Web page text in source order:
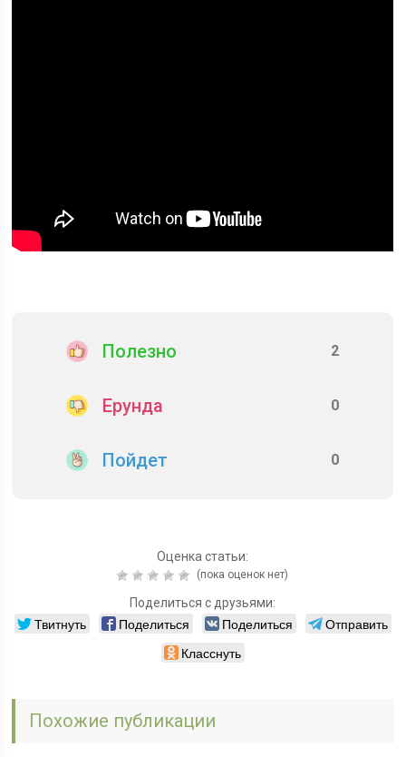
Полезно 2
Ерунда 0
Пойдет 0
Оценка статьи:
(пока оценок нет)
Поделиться с друзьями:
Твитнуть Поделиться Поделиться
Отправить
Класснуть
Похожие публикации